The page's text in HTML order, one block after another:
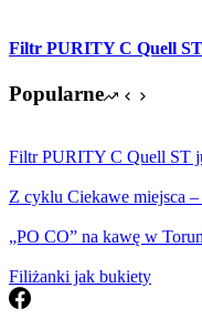
Filtr PURITY C Quell
Popularne
Filtr PURITY C Quell ST
Z cyklu Ciekawe miejsca
„PO CO” na kawę w
Filiżanki jak bukiety